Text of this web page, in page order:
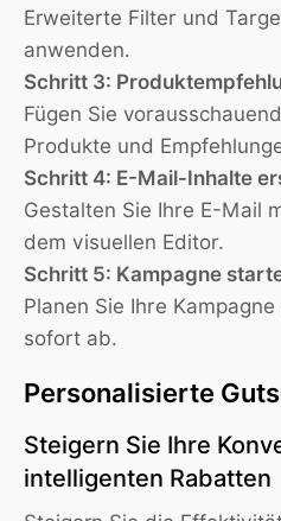
Erweiterte Filter und
anwenden.
Schritt 3:
Fügen Sie
Produkte und
Schritt 4: E-Mail-Inhalte
Gestalten Sie Ihre E-Mail
dem visuellen Editor.
Schritt 5: Kampagne
Planen Sie Ihre
sofort ab.
Personalisierte
Steigern Sie Ihre
intelligenten Rabatten